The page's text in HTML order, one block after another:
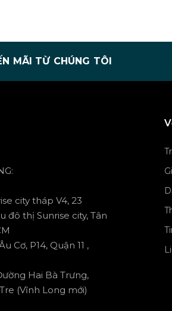
MÃI TỪ CHÚNG TÔI
city tháp V4, 23
đô thị Sunrise city, Tân
Cơ, P14, Quận 11 ,
Hai Bà Trưng,
(Vĩnh Long mới)